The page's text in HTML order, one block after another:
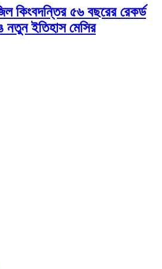
কিংবদন্তির ৫৬ বছরের রেকর্ড
নতুন ইতিহাস মেসির